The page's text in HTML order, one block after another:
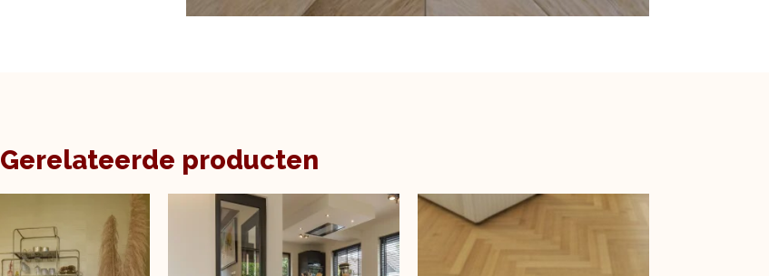
Gerelateerde producten